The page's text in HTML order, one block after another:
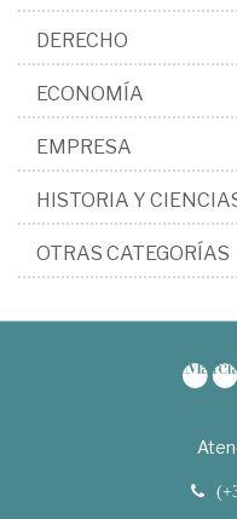
DERECHO
ECONOMÍA
EMPRESA
HISTORIA Y
OTRAS CATEGORÍAS